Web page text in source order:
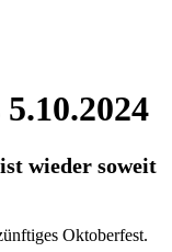
wieder soweit
Oktoberfest.